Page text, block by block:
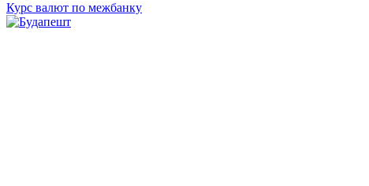
Курс валют по межбанку